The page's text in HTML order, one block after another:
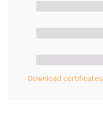
Download certificates